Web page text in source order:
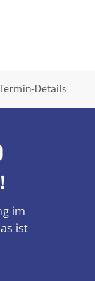
Termin-Details
im
ist